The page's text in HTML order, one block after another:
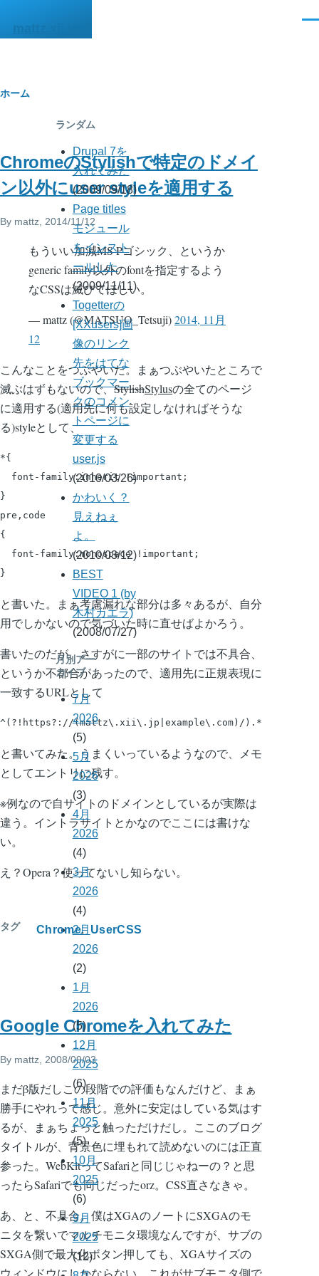
mattz.xii.jp
パ
ず
ホーム
ChromeのStylishで特定のドメイ
ン以外にuser styleを適用する
By mattz , 2014/11/12
もういい加減MS Pゴシック、というか
generic family以外のfontを指定するよう
なCSSは滅びてほしい。
— mattz (@MATSUO_Tetsuji)2014, 11月
12
こんなことをつぶやいた。まぁつぶやいたところで
滅ぶはずもないので、StylishStylusの全てのページ
に適用する(適用先に何も設定しなければそうな
る)styleとして、
*{
  font-family:inherit !important;
}
pre,code
{
  font-family:monospace !important;
と書いた。まぁ考慮漏れな部分は多々あるが、自分
用でしかないので気づいた時に直せばよかろう。
書いたのだが、さすがに一部のサイトでは不具合、
というか不都合があったので、適用先に正規表現に
一致するURLとして
^(?!https?://(mattz\.xii\.jp|example\.com)/).*
と書いてみた。うまくいっているようなので、メモ
としてエントリに残す。
※例なので自サイトのドメインとしているが実際は
違う。イントラサイトとかなのでここには書けな
い。
え？Opera？使ってないし知らない。
タグ Chrome UserCSS
Google Chromeを入れてみた
By mattz , 2008/09/03
まだβ版だしこの段階での評価もなんだけど、まぁ
勝手にやれって感じ。意外に安定はしている気はす
るが、まぁちょっと触っただけだし。ここのブログ
タイトルが、背景色に埋もれて読めないのには正直
参った。WebKitってSafariと同じじゃねーの？と思
ったらSafariでも同じだったorz。CSS直さなきゃ。
あ、と、不具合。僕はXGAのノートにSXGAのモ
ニタを繋いでマルチモニタ環境なんですが、サブの
SXGA側で最大化ボタン押しても、XGAサイズの
ウィンドウにしかならない。これがサブモニタ側で
ランダム
Drupal 7を
入れてみた
(2009/09/18)
Page titles
モジュール
をインスト
ールした
(2009/11/11)
Togetterの
[XXusers]画
像のリンク
先をはてな
ブックマー
クのコメン
トページに
変更する
user.js
(2010/03/26)
かわいく？
見えねぇ
よ。
(2010/03/12)
BEST
VIDEO 1 (by
木村カエラ)
(2008/07/27)
月別アー
カイブ
7月
2026
(5)
5月
2026
(3)
4月
2026
(4)
3月
2026
(4)
2月
2026
(2)
1月
2026
(5)
12月
2025
(6)
11月
2025
(5)
10月
2025
(6)
9月
2025
(12)